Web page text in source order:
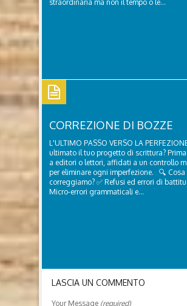
straordinaria ma non il tempo o le...
CORREZIONE DI BOZZE
L'ULTIMO PASSO VERSO LA
ultimato il tuo progetto di scrittura?
a editori o lettori, affidati a un controllo
per eliminare ogni imperfezione. 🔍 Cosa
correggiamo? ✅ Refusi ed errori di
Micro-errori grammaticali e...
LASCIA UN COMMENTO
Your Message (required)